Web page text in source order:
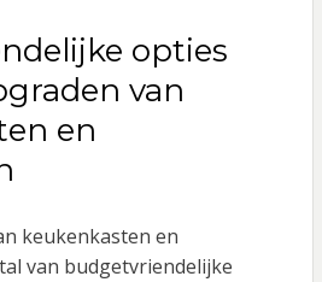
opties
van
en
keukenkasten en
van budgetvriendelijke